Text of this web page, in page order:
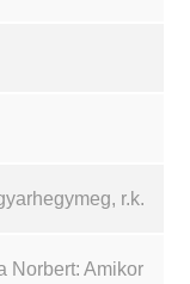
r.k.
Norbert: Amikor